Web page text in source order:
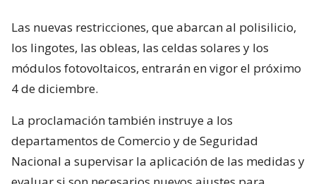
Las nuevas restricciones, que abarcan al polisilicio,
los lingotes, las obleas, las celdas solares y los
módulos fotovoltaicos, entrarán en vigor el próximo
4 de diciembre.
La proclamación también instruye a los
departamentos de Comercio y de Seguridad
Nacional a supervisar la aplicación de las medidas y